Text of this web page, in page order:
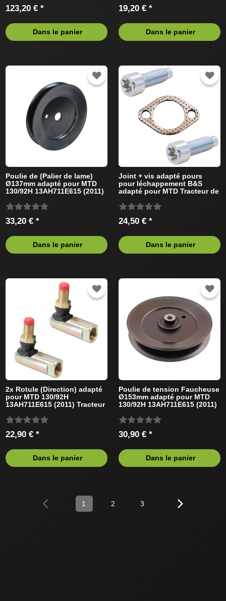
123,20 € *
Dans le panier
19,20 € *
Dans le panier
Poulie de (Palier de lame)
Ø137mm adapté pour MTD
130/92H 13AH711E615 (2011)
33,20 € *
Dans le panier
Joint + vis adapté pours
pour léchappement B&S
adapté pour MTD Tracteur de
24,50 € *
Dans le panier
2x Rotule (Direction) adapté
pour MTD 130/92H
13AH711E615 (2011) Tracteur
22,90 € *
Dans le panier
Poulie de tension Faucheuse
Ø153mm adapté pour MTD
130/92H 13AH711E615 (2011)
30,90 € *
Dans le panier
1 2 3